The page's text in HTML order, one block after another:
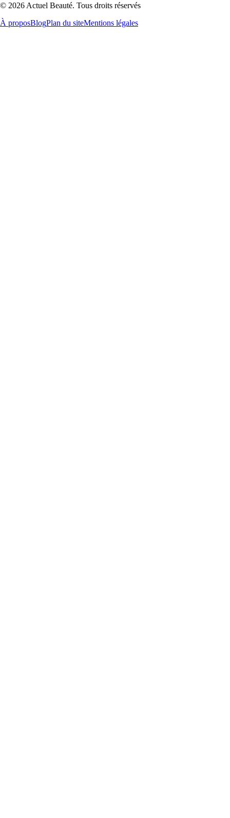
© 2026 Actuel Beauté. Tous droits réservés
À proposBlogPlan du siteMentions légales